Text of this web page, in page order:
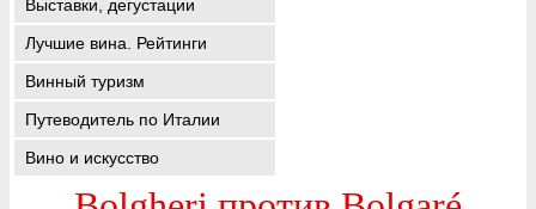
Выставки, дегустации
Лучшие вина. Рейтинги
Винный туризм
Путеводитель по Италии
Вино и искусство